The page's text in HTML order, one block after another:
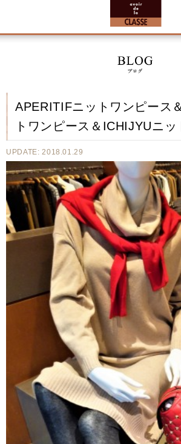
APERITIFニットワンピース
トワンピース＆ICHIJYUニッ
UPDATE: 2018.01.29